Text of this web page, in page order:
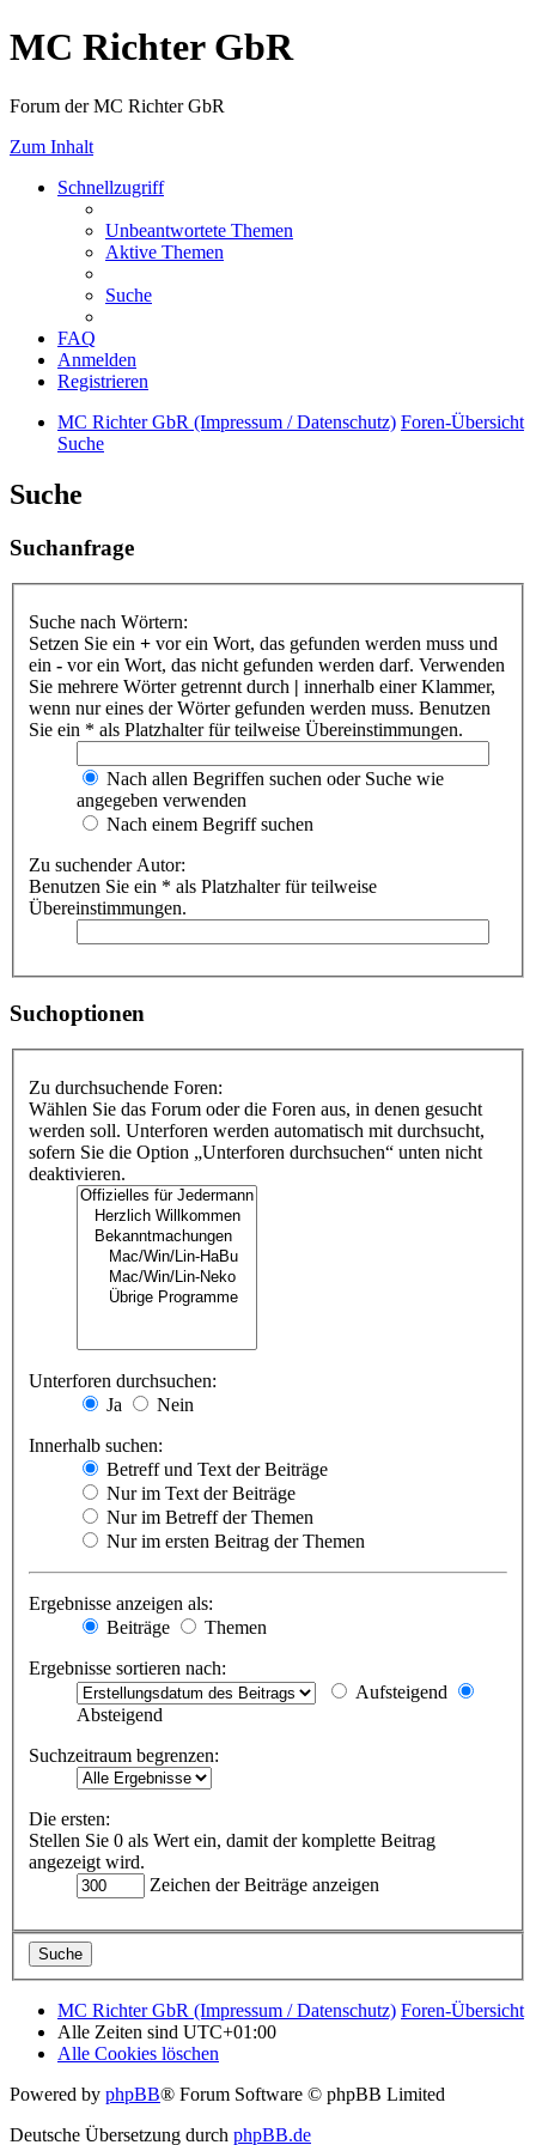
MC Richter GbR
Forum der MC Richter GbR
Zum Inhalt
Schnellzugriff
Unbeantwortete Themen
Aktive Themen
Suche
FAQ
Anmelden
Registrieren
MC Richter GbR (Impressum / Datenschutz) Foren-Übersicht
Suche
Suche
Suchanfrage
Suche nach Wörtern:
Setzen Sie ein + vor ein Wort, das gefunden werden muss und
ein - vor ein Wort, das nicht gefunden werden darf. Verwenden
Sie mehrere Wörter getrennt durch | innerhalb einer Klammer,
wenn nur eines der Wörter gefunden werden muss. Benutzen
Sie ein * als Platzhalter für teilweise Übereinstimmungen.
Nach allen Begriffen suchen oder Suche wie
angegeben verwenden
Nach einem Begriff suchen
Zu suchender Autor:
Benutzen Sie ein * als Platzhalter für teilweise
Übereinstimmungen.
Suchoptionen
Zu durchsuchende Foren:
Wählen Sie das Forum oder die Foren aus, in denen gesucht
werden soll. Unterforen werden automatisch mit durchsucht,
sofern Sie die Option „Unterforen durchsuchen“ unten nicht
deaktivieren.
Unterforen durchsuchen:
Ja
Nein
Innerhalb suchen:
Betreff und Text der Beiträge
Nur im Text der Beiträge
Nur im Betreff der Themen
Nur im ersten Beitrag der Themen
Ergebnisse anzeigen als:
Beiträge
Themen
Ergebnisse sortieren nach:
Aufsteigend
Absteigend
Suchzeitraum begrenzen:
Die ersten:
Stellen Sie 0 als Wert ein, damit der komplette Beitrag
angezeigt wird.
Zeichen der Beiträge anzeigen
MC Richter GbR (Impressum / Datenschutz) Foren-Übersicht
Alle Zeiten sind UTC+01:00
Alle Cookies löschen
Powered by phpBB® Forum Software © phpBB Limited
Deutsche Übersetzung durch phpBB.de